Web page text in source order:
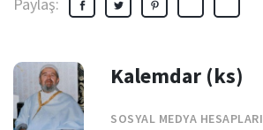
Kalemdar (ks)
SOSYAL MEDYA HESAPLARI